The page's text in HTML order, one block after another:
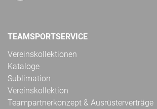
TEAMSPORTSERVICE
Vereinskollektionen
Kataloge
Sublimation
Vereinskollektion
Teampartnerkonzept & Ausrüsterverträge